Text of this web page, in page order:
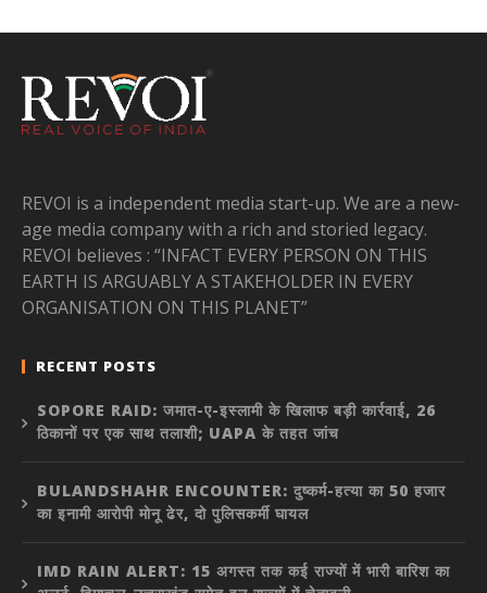
REVOI is a independent media start-up. We are a new-
age media company with a rich and storied legacy.
REVOI believes : “INFACT EVERY PERSON ON THIS
EARTH IS ARGUABLY A STAKEHOLDER IN EVERY
ORGANISATION ON THIS PLANET”
RECENT POSTS
SOPORE RAID: जमात-ए-इस्लामी के खिलाफ बड़ी कार्रवाई, 26
ठिकानों पर एक साथ तलाशी; UAPA के तहत जांच
BULANDSHAHR ENCOUNTER: दुष्कर्म-हत्या का 50 हजार
का इनामी आरोपी मोनू ढेर, दो पुलिसकर्मी घायल
IMD RAIN ALERT: 15 अगस्त तक कई राज्यों में भारी बारिश का